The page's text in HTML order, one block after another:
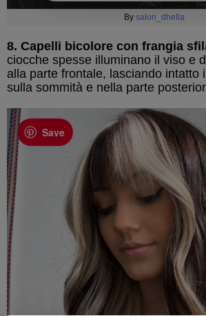
By salon_dhella
8. Capelli bicolore con frangia
ciocche spesse illuminano il viso e
alla parte frontale, lasciando intatto
sulla sommità e nella parte
Save